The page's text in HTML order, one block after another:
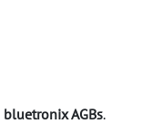
bluetronix AGBs.